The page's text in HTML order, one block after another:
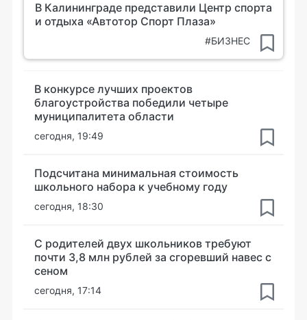
В Калининграде представили Центр спорта
и отдыха «Автотор Спорт Плаза»
#БИЗНЕС
В конкурсе лучших проектов
благоустройства победили четыре
муниципалитета области
сегодня, 19:49
Подсчитана минимальная стоимость
школьного набора к учебному году
сегодня, 18:30
С родителей двух школьников требуют
почти 3,8 млн рублей за сгоревший навес с
сеном
сегодня, 17:14